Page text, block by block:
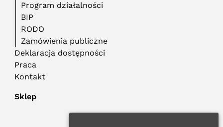
Program działalności
BIP
RODO
Zamówienia publiczne
Deklaracja dostępności
Praca
Kontakt
Sklep